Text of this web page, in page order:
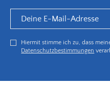
Hiermit stimme ich zu, dass
Datenschutzbestimmungen